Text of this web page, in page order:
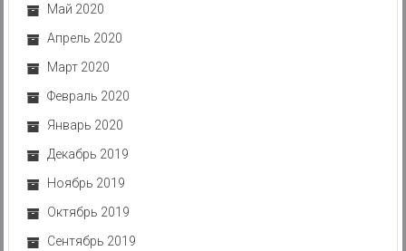
Май 2020
Апрель 2020
Март 2020
Февраль 2020
Январь 2020
Декабрь 2019
Ноябрь 2019
Октябрь 2019
Сентябрь 2019